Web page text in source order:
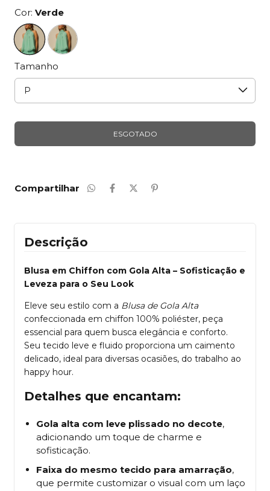
Cor: Verde
Tamanho
Compartilhar
Descrição
Blusa em Chiffon com Gola Alta – Sofisticação e
Leveza para o Seu Look
Eleve seu estilo com a Blusa de Gola Alta
confeccionada em chiffon 100% poliéster, peça
essencial para quem busca elegância e conforto.
Seu tecido leve e fluido proporciona um caimento
delicado, ideal para diversas ocasiões, do trabalho ao
happy hour.
Detalhes que encantam:
Gola alta com leve plissado no decote,
adicionando um toque de charme e
sofisticação.
Faixa do mesmo tecido para amarração,
que permite customizar o visual com um laço